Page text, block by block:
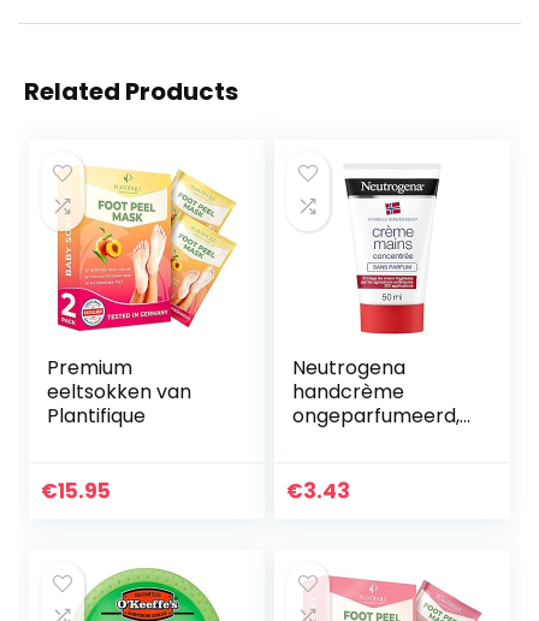
Related Products
Premium
eeltsokken van
Plantifique
€15.95
Neutrogena
handcrème
ongeparfumeerd,
beschermende
€3.43